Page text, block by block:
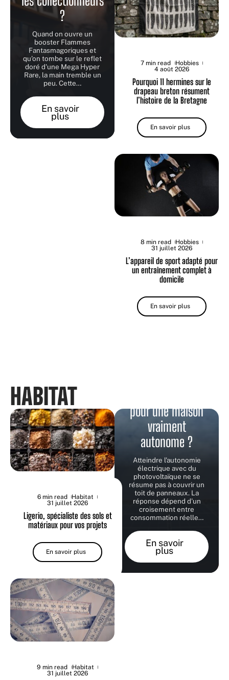
?
Quand on ouvre un
booster Flammes
Fantasmagoriques et
qu'on tombe sur le reflet
doré d'une Mega Hyper
Rare, la main tremble un
peu. Cette…
En savoir
plus
7 min read
Hobbies
4 août 2026
Pourquoi 11 hermines sur le
drapeau breton résument
l’histoire de la Bretagne
En savoir plus
8 min read
Hobbies
31 juillet 2026
L’appareil de sport adapté pour
un entraînement complet à
domicile
En savoir plus
HABITAT
6 min read
Habitat
31 juillet 2026
Ligerio, spécialiste des sols et
matériaux pour vos projets
En savoir plus
9 min read
Habitat
31 juillet 2026
pour une maison
vraiment
autonome ?
Atteindre l'autonomie
électrique avec du
photovoltaïque ne se
résume pas à couvrir un
toit de panneaux. La
réponse dépend d'un
croisement entre
consommation réelle…
En savoir
plus